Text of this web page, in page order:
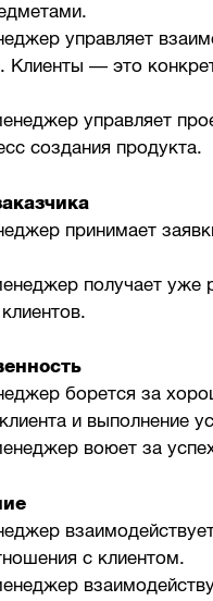
управляет
Клиенты — это
управляет
создания продукта.
принимает
получает уже
борется за
и выполнение
воюет за
с клиентом.